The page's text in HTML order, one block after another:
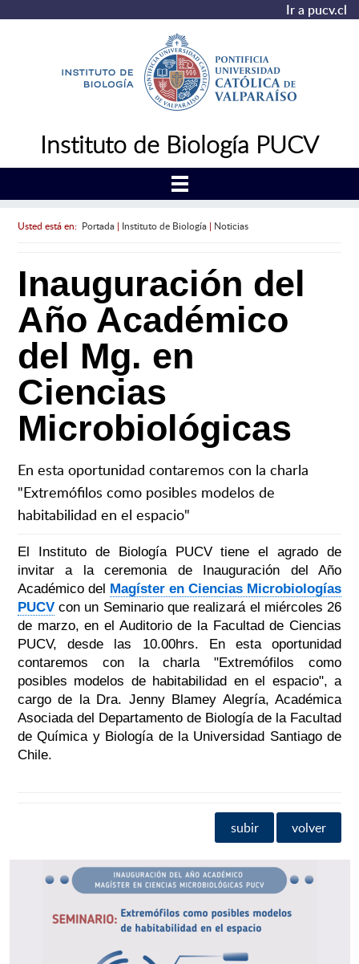
Ir a pucv.cl
Instituto de Biología PUCV
Usted está en: Portada| Instituto de Biología| Noticias
Inauguración del
Año Académico
del Mg. en
Ciencias
Microbiológicas
En esta oportunidad contaremos con la charla
"Extremófilos como posibles modelos de
habitabilidad en el espacio"
El Instituto de Biología PUCV tiene el agrado de
invitar a la ceremonia de Inauguración del Año
Académico del
Magíster en Ciencias Microbiologías
PUCVcon un Seminario que realizará el miércoles 26
de marzo, en el Auditorio de la Facultad de Ciencias
PUCV, desde las 10.00hrs. En esta oportunidad
contaremos con la charla "Extremófilos como
posibles modelos de habitabilidad en el espacio", a
cargo de la Dra. Jenny Blamey Alegría, Académica
Asociada del Departamento de Biología de la Facultad
de Química y Biología de la Universidad Santiago de
Chile.
subir volver